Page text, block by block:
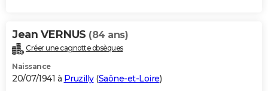
Carte de Noël
Carte Bonne année
Carte Saint-Valentin
Carte Pâques
Carte d'anniversaire
DICTIONNAIRE
Dictionnaire
Biographies
Citations
Expressions
Proverbes
PROGRAMME TV
Jean VERNUS (84 ans)
Créer une cagnotte obsèques
Naissance
20/07/1941 à Pruzilly(Saône-et-Loire)